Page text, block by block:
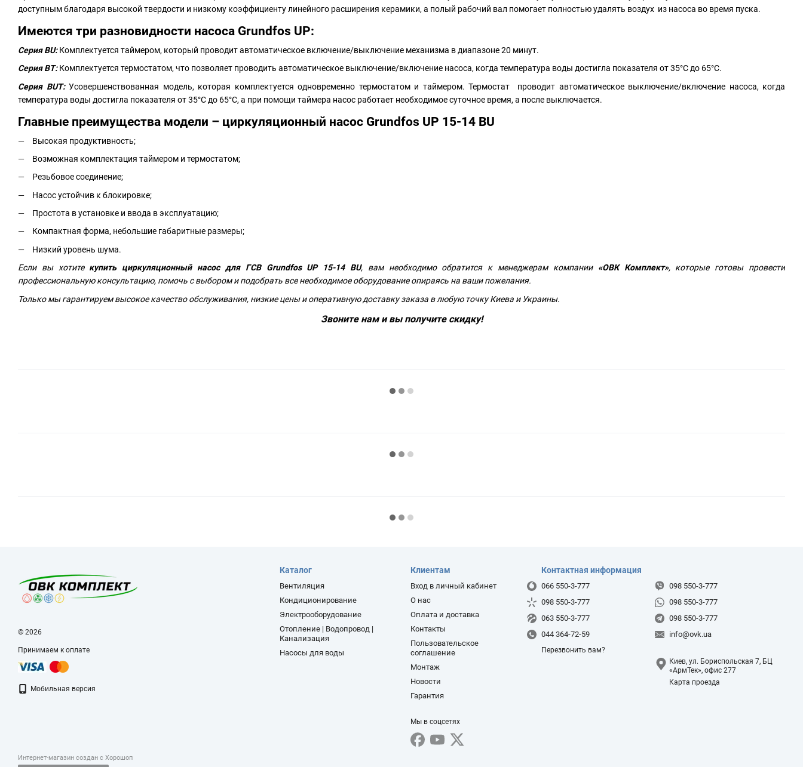
доступным благодаря высокой твердости и низкому коэффициенту линейного расширения керамики, а полый рабочий вал помогает полностью удалять воздух из насоса во время пуска.
Имеются три разновидности насоса Grundfos UP:
Серия BU:Комплектуется таймером, который проводит автоматическое включение/выключение механизма в диапазоне 20 минут.
Серия BT:Комплектуется термостатом, что позволяет проводить автоматическое выключение/включение насоса, когда температура воды достигла показателя от 35°С до 65°С.
Серия BUT: Усовершенствованная модель, которая комплектуется одновременно термостатом и таймером. Термостат проводит автоматическое выключение/включение насоса, когда
температура воды достигла показателя от 35°С до 65°С, а при помощи таймера насос работает необходимое суточное время, а после выключается.
Главные преимущества модели – циркуляционный насос Grundfos UP 15-14 BU
Высокая продуктивность;
Возможная комплектация таймером и термостатом;
Резьбовое соединение;
Насос устойчив к блокировке;
Простота в установке и ввода в эксплуатацию;
Компактная форма, небольшие габаритные размеры;
Низкий уровень шума.
Если вы хотите купить циркуляционный насос для ГСВ Grundfos UP 15-14 BU, вам необходимо обратится к менеджерам компании «ОВК Комплект», которые готовы провести
профессиональную консультацию, помочь с выбором и подобрать все необходимое оборудование опираясь на ваши пожелания.
Только мы гарантируем высокое качество обслуживания, низкие цены и оперативную доставку заказа в любую точку Киева и Украины.
Звоните нам и вы получите скидку!
© 2026
Принимаем к оплате
Мобильная версия
Интернет-магазин создан с Хорошоп
Каталог
Вентиляция
Кондиционирование
Электрооборудование
Отопление | Водопровод |
Канализация
Насосы для воды
Клиентам
Вход в личный кабинет
О нас
Оплата и доставка
Контакты
Пользовательское
соглашение
Монтаж
Новости
Гарантия
Мы в соцсетях
Контактная информация
066 550-3-777
098 550-3-777
063 550-3-777
044 364-72-59
Перезвонить вам?
098 550-3-777
098 550-3-777
098 550-3-777
info@ovk.ua
Киев, ул. Бориспольская 7, БЦ
«АрмТек», офис 277
Карта проезда